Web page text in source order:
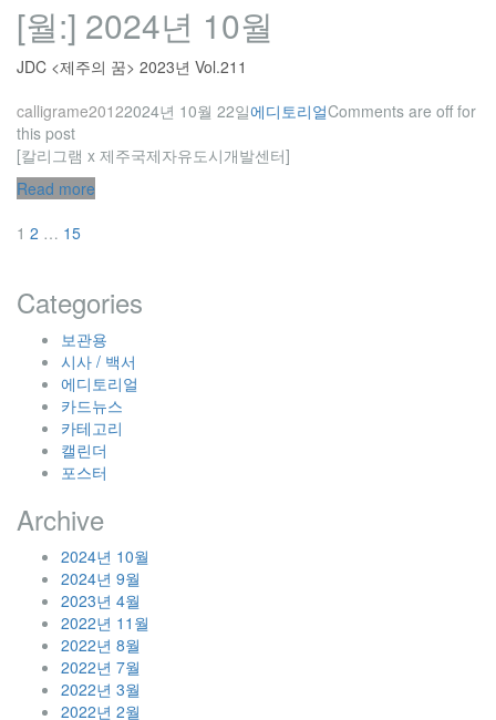
[월:] 2024년 10월
JDC <제주의 꿈> 2023년 Vol.211
calligrame20122024년 10월 22일에디토리얼Comments are off for
this post
[칼리그램 x 제주국제자유도시개발센터]
Read more
글
색
1 2 … 15
Categories
보관용
시사 / 백서
에디토리얼
카드뉴스
카테고리
캘린더
포스터
Archive
2024년 10월
2024년 9월
2023년 4월
2022년 11월
2022년 8월
2022년 7월
2022년 3월
2022년 2월